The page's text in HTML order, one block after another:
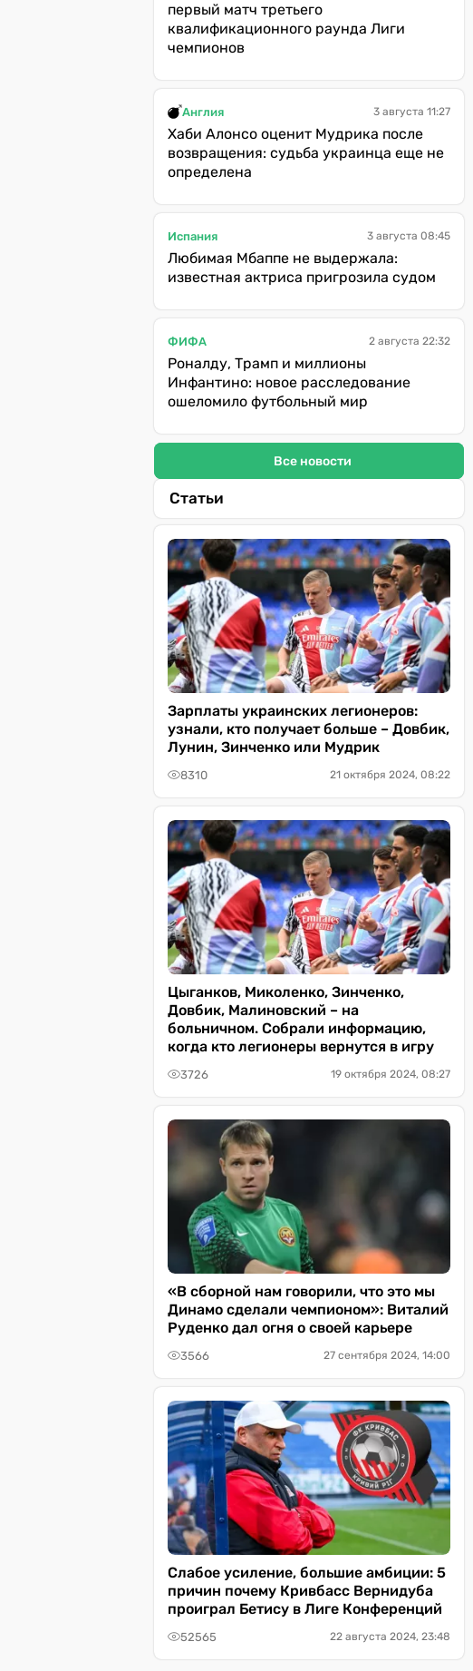
первый матч третьего
квалификационного раунда Лиги
чемпионов
Англия 3 августа 11:27
Хаби Алонсо оценит Мудрика после
возвращения: судьба украинца еще не
определена
Испания 3 августа 08:45
Любимая Мбаппе не выдержала:
известная актриса пригрозила судом
ФИФА 2 августа 22:32
Роналду, Трамп и миллионы
Инфантино: новое расследование
ошеломило футбольный мир
Все новости
Статьи
Зарплаты украинских легионеров:
узнали, кто получает больше – Довбик,
Лунин, Зинченко или Мудрик
8310 21 октября 2024, 08:22
Цыганков, Миколенко, Зинченко,
Довбик, Малиновский – на
больничном. Собрали информацию,
когда кто легионеры вернутся в игру
3726 19 октября 2024, 08:27
«В сборной нам говорили, что это мы
Динамо сделали чемпионом»: Виталий
Руденко дал огня о своей карьере
3566 27 сентября 2024, 14:00
Слабое усиление, большие амбиции: 5
причин почему Кривбасс Вернидуба
проиграл Бетису в Лиге Конференций
52565 22 августа 2024, 23:48